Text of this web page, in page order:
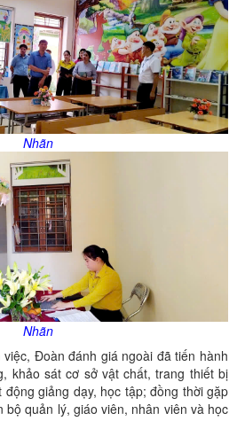
Nhãn
Nhãn
Đoàn đánh giá ngoài đã tiến hành
khảo sát cơ sở vật chất, trang thiết bị
giảng dạy, học tập; đồng thời gặp
bộ quản lý, giáo viên, nhân viên và học